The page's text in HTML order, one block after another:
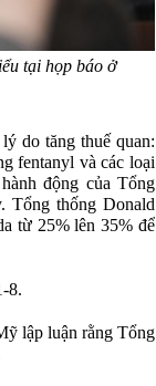
tại họp báo ở
do tăng thuế quan:
fentanyl và các loại
động của Tổng
Tổng thống Donald
từ 25% lên 35% để
8.
lập luận rằng Tổng